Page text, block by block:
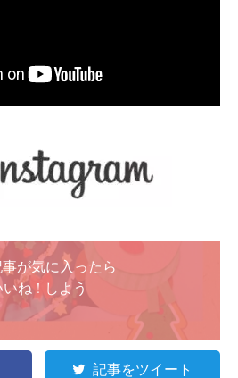
が気に入ったら
いね ! しよう
記事をツイート